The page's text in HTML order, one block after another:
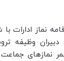
نماز ادارات
وظیفه
نمازهای جماعت